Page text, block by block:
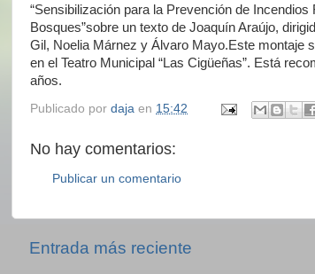
“Sensibilización para la Prevención de Incendios
Bosques”sobre un texto de Joaquín Araújo,
Gil, Noelia Márnez y Álvaro Mayo.Este montaje
en el Teatro Municipal “Las Cigüeñas”. Está
años.
Publicado por daja en 15:42
No hay comentarios:
Publicar un comentario
Entrada más reciente